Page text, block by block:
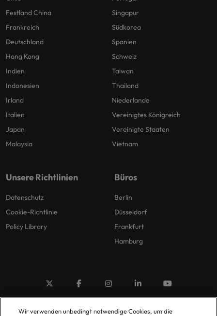
Festland China
Frankreich
Deutschland
Hong Kong
Indien
Indonesien
Irland
Italien
Japan
Malaysia
Singapur
Südkorea
Spanien
Schweiz
Taiwan
Thailand
Niederlande
Vereinigtes Königreich
Vereinigte Staaten
Vietnam
Unsere Richtlinien
Datenschutz
Cookie-Richtlinie
Policy Library
Büros
Berlin
Düsseldorf
Frankfurt
Hamburg
© 2025 Robert Walters Plc. All Rights Reserved.
Wir verwenden unbedingt notwendige Cookies, um die